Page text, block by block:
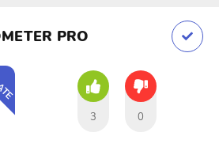
PRO
3 0